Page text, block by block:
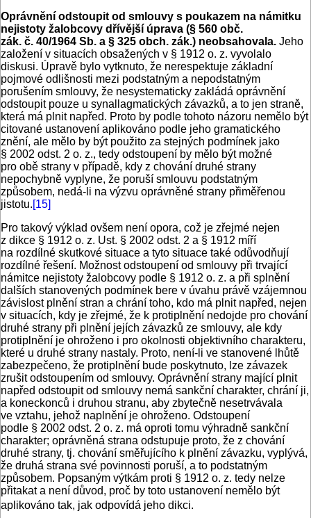
Oprávnění odstoupit od smlouvy s poukazem na námitku
nejistoty žalobcovy dřívější úprava (§ 560 obč.
zák. č. 40/1964 Sb. a § 325 obch. zák.) neobsahovala. Jeho
založení v situacích obsažených v § 1912 o. z. vyvolalo
diskusi. Úpravě bylo vyt­knuto, že nerespektuje základní
pojmové odlišnosti mezi podstatným a nepodstatným
porušením smlouvy, že nesystematicky zakládá oprávnění
odstoupit pouze u synallagmatických závazků, a to jen straně,
která má plnit napřed. Proto by podle tohoto názoru nemělo být
citované ustanovení aplikováno podle jeho gramatického
znění, ale mělo by být po­užito za stejných podmínek jako
§ 2002 odst. 2 o. z., tedy odstoupení by mělo být možné
pro obě strany v případě, kdy z chování druhé strany
nepochybně vyplyne, že poruší smlouvu podstatným
způsobem, nedá-li na výzvu oprávněné strany přiměřenou
jistotu.[15]
Pro takový výklad ovšem není opora, což je zřejmé nejen
z dikce § 1912 o. z. Ust. § 2002 odst. 2 a § 1912 míří
na rozdílné skutkové situace a tyto situace také odůvodňují
rozdílné řešení. Možnost odstoupení od smlouvy při trvající
námitce nejistoty žalobcovy podle § 1912 o. z. a při splnění
dalších stanovených podmínek bere v úvahu právě vzájemnou
závislost plnění stran a chrání toho, kdo má plnit napřed, nejen
v situacích, kdy je zřejmé, že k protiplnění nedojde pro chování
druhé strany při plnění jejích závazků ze smlouvy, ale kdy
protiplnění je ohroženo i pro okolnosti objektivního charakteru,
které u druhé strany nastaly. Proto, není-li ve stanovené lhůtě
zabezpečeno, že protiplnění bude poskytnuto, lze závazek
zrušit odstoupením od smlouvy. Oprávnění strany mající plnit
napřed odstoupit od smlouvy nemá sankční charakter, chrání ji,
a koneckonců i druhou stranu, aby zbytečně nesetrvávala
ve vztahu, jehož naplnění je ohroženo. Odstoupení
podle § 2002 odst. 2 o. z. má oproti tomu výhradně sankční
charakter; oprávněná strana odstupuje proto, že z chování
druhé strany, tj. chování směřujícího k plnění závazku, vyplývá,
že druhá strana své povinnosti poruší, a to podstatným
způsobem. Popsaným výtkám proti § 1912 o. z. tedy nelze
přitakat a není důvod, proč by toto ustanovení nemělo být
aplikováno tak, jak odpovídá jeho dikci.